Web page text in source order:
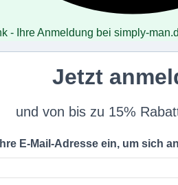
- Ihre Anmeldung bei simply-
Jetzt
und von bis zu 15%
E-Mail-Adresse ein, um sich